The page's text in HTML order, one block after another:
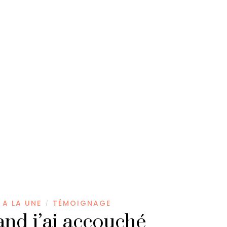
A LA UNE / TÉMOIGNAGE
j’ai accouché